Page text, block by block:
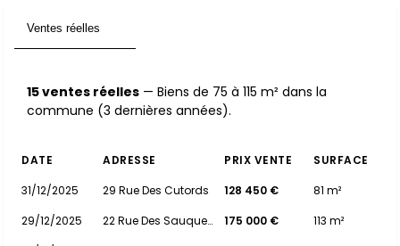
Ventes réelles
15 ventes réelles — Biens de 75 à 115 m² dans la
commune (3 dernières années).
DATE ADRESSE PRIX VENTE
SURFACE
31/12/2025
29 Rue Des Cutords 128 450 €
81 m²
29/12/2025
22 Rue Des Sauquets 175 000 €
113 m²